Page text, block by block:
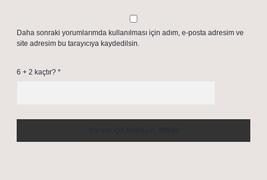
Daha sonraki yorumlarımda kullanılması için adım, e-posta adresim ve
site adresim bu tarayıcıya kaydedilsin.
6 + 2 kaçtır? *